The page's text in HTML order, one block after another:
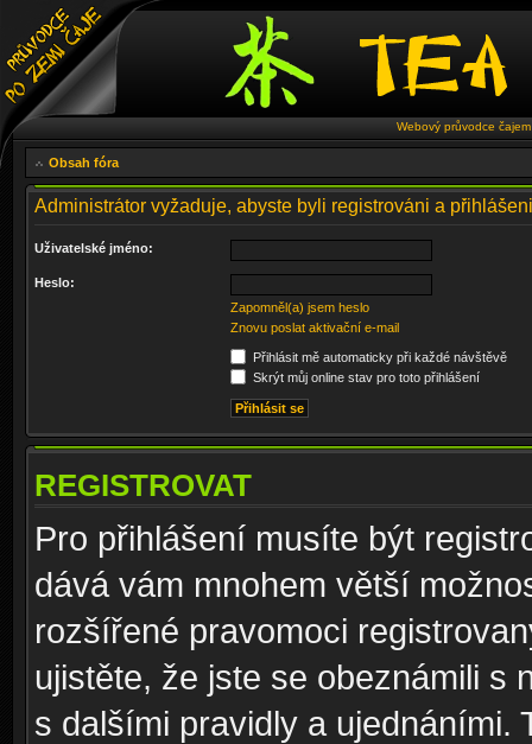
Webový průvodce
Obsah fóra
Administrátor vyžaduje, abyste byli registrováni a
Uživatelské jméno:
Heslo:
Zapomněl(a) jsem heslo
Znovu poslat aktivační e-mail
Přihlásit mě automaticky při každé návštěvě
Skrýt můj online stav pro toto přihlášení
REGISTROVAT
Pro přihlášení musíte být
dává vám mnohem větší
rozšířené pravomoci
ujistěte, že jste se obeznámili s
s dalšími pravidly a ujednáními.